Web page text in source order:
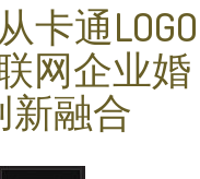
卡通LOGO
网企业婚
新融合